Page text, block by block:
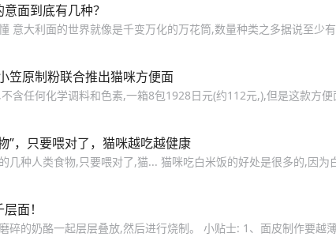
面到底有几种？
意大利面的世界就像是千变万化的万花筒,数量种类之多据说至少
笠原制粉联合推出猫咪方便面
含任何化学调料和色素,一箱8包1928日元(约112元,),但是这款方
”，只要喂对了，猫咪越吃越健康
几种人类食物,只要喂对了,猫... 猫咪吃白米饭的好处是很多的,因为
面！
碎的奶酪一起层层叠放,然后进行烧制。 小贴士: 1、面皮制作要越